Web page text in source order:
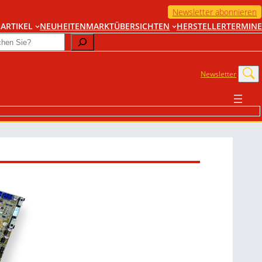
Newsletter abonnieren
NEUHEITENMARKTÜBERSICHTEN HERSTELLERTERMINE
Newsletter